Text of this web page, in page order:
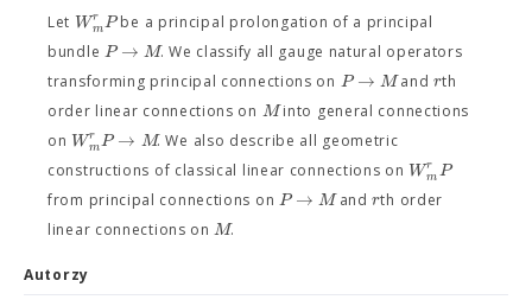
Let Wr
mPbe a principal prolongation of a principal
bundle P → M. We classify all gauge natural operators
transforming principal connections on P → Mandrth
order linear connections on Minto general connections
on Wr
mP → M. We also describe all geometric
constructions of classical linear connections on Wr
mP
from principal connections on P → Mandrth order
linear connections onM.
Autorzy